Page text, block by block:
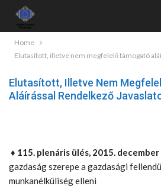
Home
Elutasított, illetve nem megfelelő támogató
Elutasított, Illetve Nem
Aláírással Rendelkező
♦ 115. plenáris ülés, 2015. december
gazdaság szerepe a gazdasági
munkanélküliség elleni